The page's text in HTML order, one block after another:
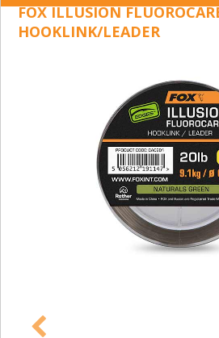
FOX ILLUSION
HOOKLINK/LEADER